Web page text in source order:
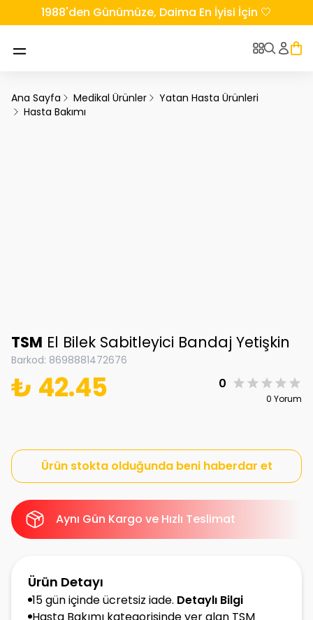
1988'den Günümüze, Daima En İyisi İçin 🤍
Ana Sayfa Medikal Ürünler
Yatan Hasta Ürünleri
Hasta Bakımı
TSM El Bilek Sabitleyici Bandaj Yetişkin
Barkod: 8698881472676
₺ 42.45 0
0 Yorum
Ürün stokta olduğunda beni haberdar et
Aynı Gün Kargo ve Hızlı Teslimat
Ürün Detayı
15 gün içinde ücretsiz iade. Detaylı Bilgi